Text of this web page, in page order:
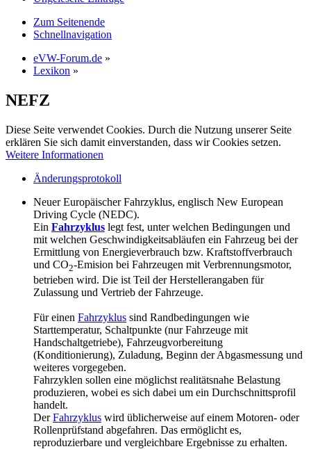
Zum Seitenende
Schnellnavigation
eVW-Forum.de »
Lexikon »
NEFZ
Diese Seite verwendet Cookies. Durch die Nutzung unserer Seite
erklären Sie sich damit einverstanden, dass wir Cookies setzen.
Weitere Informationen
Änderungsprotokoll
Neuer Europäischer Fahrzyklus, englisch New European
Driving Cycle (NEDC).
Ein Fahrzyklus legt fest, unter welchen Bedingungen und
mit welchen Geschwindigkeitsabläufen ein Fahrzeug bei der
Ermittlung von Energieverbrauch bzw. Kraftstoffverbrauch
und CO2-Emision bei Fahrzeugen mit Verbrennungsmotor,
betrieben wird. Die ist Teil der Herstellerangaben für
Zulassung und Vertrieb der Fahrzeuge.
Für einen Fahrzyklus sind Randbedingungen wie
Starttemperatur, Schaltpunkte (nur Fahrzeuge mit
Handschaltgetriebe), Fahrzeugvorbereitung
(Konditionierung), Zuladung, Beginn der Abgasmessung und
weiteres vorgegeben.
Fahrzyklen sollen eine möglichst realitätsnahe Belastung
produzieren, wobei es sich dabei um ein Durchschnittsprofil
handelt.
DerFahrzyklus wird üblicherweise auf einem Motoren- oder
Rollenprüfstand abgefahren. Das ermöglicht es,
reproduzierbare und vergleichbare Ergebnisse zu erhalten.